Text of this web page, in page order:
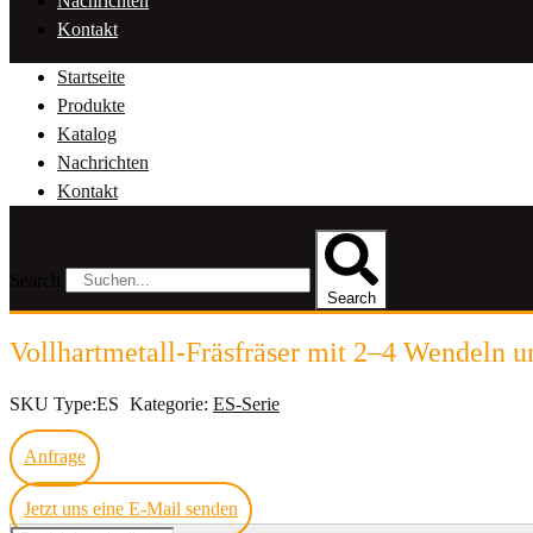
Kontakt
Startseite
Produkte
Katalog
Nachrichten
Kontakt
Search
Vollhartmetall-Fräsfräser mit 2–4 Wendeln
SKU Type:ES Kategorie: ES-Serie
Anfrage
Jetzt uns eine E-Mail senden